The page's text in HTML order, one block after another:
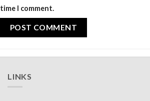
time I comment.
LINKS